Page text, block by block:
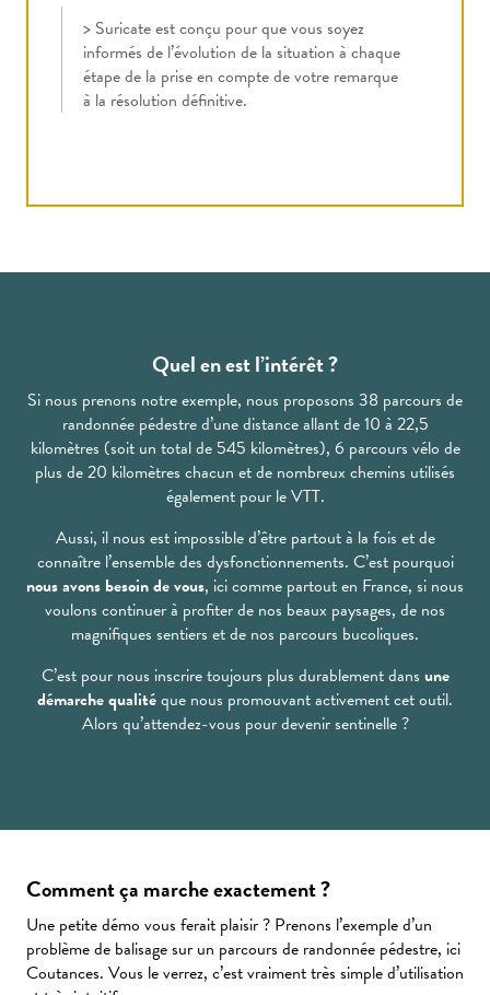
> Suricate est conçu pour que vous soyez
informés de l’évolution de la situation à chaque
étape de la prise en compte de votre remarque
à la résolution définitive.
Quel en est l’intérêt ?
Si nous prenons notre exemple, nous proposons 38 parcours de
randonnée pédestre d’une distance allant de 10 à 22,5
kilomètres (soit un total de 545 kilomètres), 6 parcours vélo de
plus de 20 kilomètres chacun et de nombreux chemins utilisés
également pour le VTT.
Aussi, il nous est impossible d’être partout à la fois et de
connaître l’ensemble des dysfonctionnements. C’est pourquoi
nous avons besoin de vous, ici comme partout en France, si nous
voulons continuer à profiter de nos beaux paysages, de nos
magnifiques sentiers et de nos parcours bucoliques.
C’est pour nous inscrire toujours plus durablement dans une
démarche qualitéque nous promouvant activement cet outil.
Alors qu’attendez-vous pour devenir sentinelle ?
Comment ça marche exactement ?
Une petite démo vous ferait plaisir ? Prenons l’exemple d’un
problème de balisage sur un parcours de randonnée pédestre, ici
Coutances. Vous le verrez, c’est vraiment très simple d’utilisation